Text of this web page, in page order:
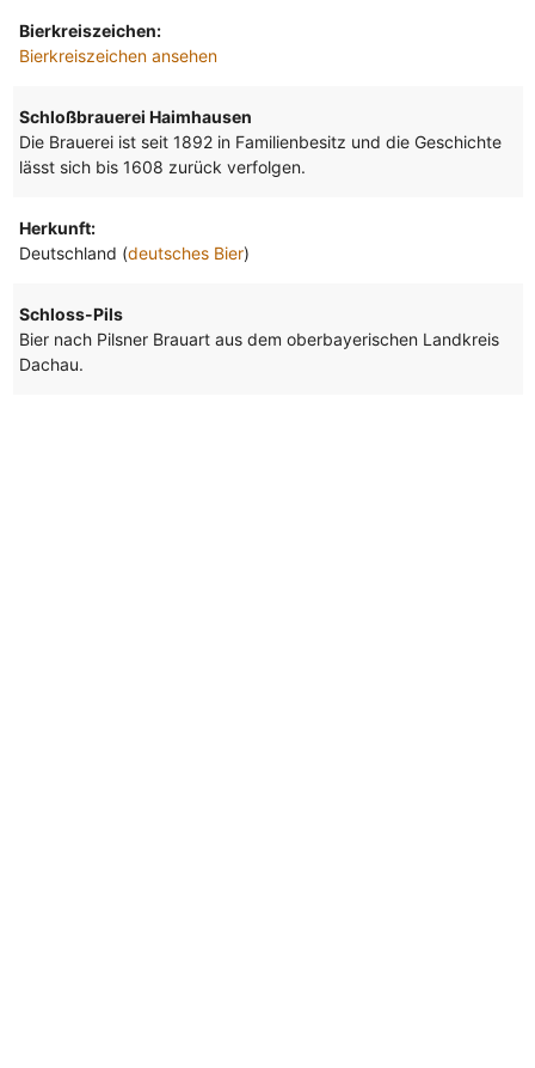
Bierkreiszeichen:
Bierkreiszeichen ansehen
Schloßbrauerei Haimhausen
Die Brauerei ist seit 1892 in Familienbesitz und die Geschichte
lässt sich bis 1608 zurück verfolgen.
Herkunft:
Deutschland (deutsches Bier)
Schloss-Pils
Bier nach Pilsner Brauart aus dem oberbayerischen Landkreis
Dachau.